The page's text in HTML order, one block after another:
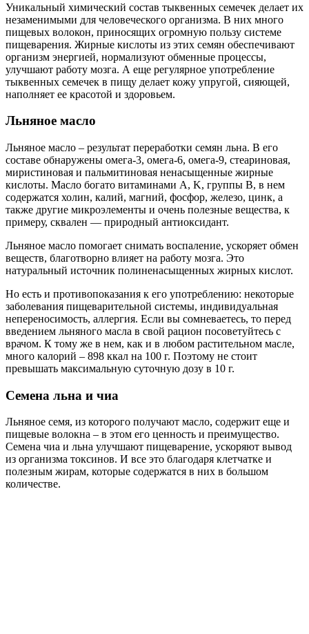
Уникальный химический состав тыквенных семечек делает их
незаменимыми для человеческого организма. В них много
пищевых волокон, приносящих огромную пользу системе
пищеварения. Жирные кислоты из этих семян обеспечивают
организм энергией, нормализуют обменные процессы,
улучшают работу мозга. А еще регулярное употребление
тыквенных семечек в пищу делает кожу упругой, сияющей,
наполняет ее красотой и здоровьем.
Льняное масло
Льняное масло – результат переработки семян льна. В его
составе обнаружены омега-3, омега-6, омега-9, стеариновая,
миристиновая и пальмитиновая ненасыщенные жирные
кислоты. Масло богато витаминами A, K, группы B, в нем
содержатся холин, калий, магний, фосфор, железо, цинк, а
также другие микроэлементы и очень полезные вещества, к
примеру, сквален — природный антиоксидант.
Льняное масло помогает снимать воспаление, ускоряет обмен
веществ, благотворно влияет на работу мозга. Это
натуральный источник полиненасыщенных жирных кислот.
Но есть и противопоказания к его употреблению: некоторые
заболевания пищеварительной системы, индивидуальная
непереносимость, аллергия. Если вы сомневаетесь, то перед
введением льняного масла в свой рацион посоветуйтесь с
врачом. К тому же в нем, как и в любом растительном масле,
много калорий – 898 ккал на 100 г. Поэтому не стоит
превышать максимальную суточную дозу в 10 г.
Семена льна и чиа
Льняное семя, из которого получают масло, содержит еще и
пищевые волокна – в этом его ценность и преимущество.
Семена чиа и льна улучшают пищеварение, ускоряют вывод
из организма токсинов. И все это благодаря клетчатке и
полезным жирам, которые содержатся в них в большом
количестве.